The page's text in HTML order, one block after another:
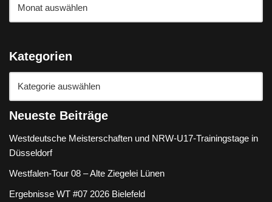
Kategorien
Neueste Beiträge
Westdeutsche Meisterschaften und NRW-U17-Trainingstage in
Düsseldorf
Westfalen-Tour 08 – Alte Ziegelei Lünen
Ergebnisse WT #07 2026 Bielefeld